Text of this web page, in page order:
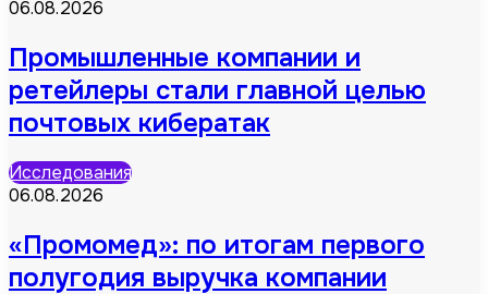
06.08.2026
Промышленные компании и
ретейлеры стали главной целью
почтовых кибератак
Исследования
06.08.2026
«Промомед»: по итогам первого
полугодия выручка компании